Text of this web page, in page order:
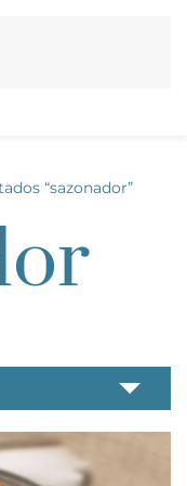
“sazonador”